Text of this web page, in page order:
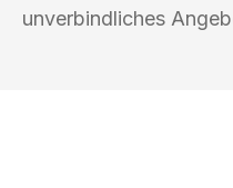
unverbindliches